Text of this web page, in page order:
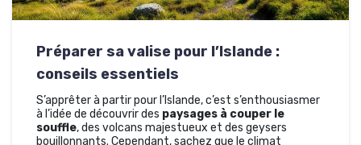
Préparer sa valise pour l’Islande :
conseils essentiels
S’apprêter à partir pour l’Islande, c’est s’enthousiasmer
à l’idée de découvrir des paysages à couper le
souffle, des volcans majestueux et des geysers
bouillonnants. Cependant, sachez que le climat